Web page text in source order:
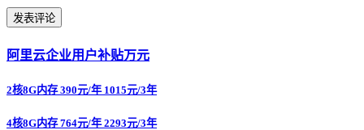
阿里云企业用户补贴万元
2核8G内存 390元/年 1015元/3年
4核8G内存 764元/年 2293元/3年